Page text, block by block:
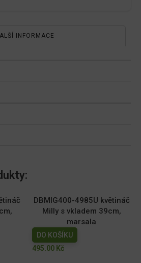
INFORMACE
DBMIG400-4985U květináč
Milly s vkladem 39cm,
marsala
DO KOŠÍKU
495.00 Kč